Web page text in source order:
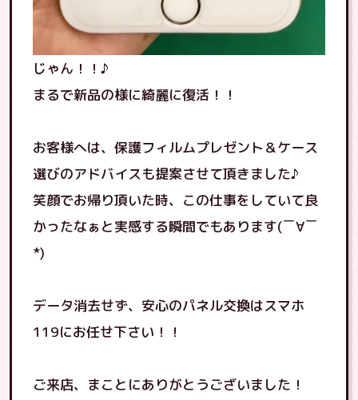
じゃん！！♪
まるで新品の様に綺麗に復活！！
お客様へは、保護フィルムプレゼント＆ケース
選びのアドバイスも提案させて頂きました♪
笑顔でお帰り頂いた時、この仕事をしていて良
かったなぁと実感する瞬間でもあります(￣∀￣
*)
データ消去せず、安心のパネル交換はスマホ
119にお任せ下さい！！
ご来店、まことにありがとうございました！